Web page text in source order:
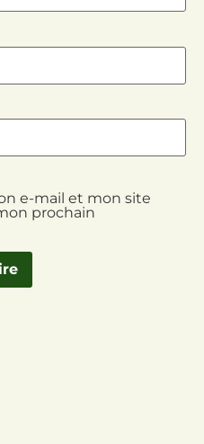
e-mail et mon site
prochain